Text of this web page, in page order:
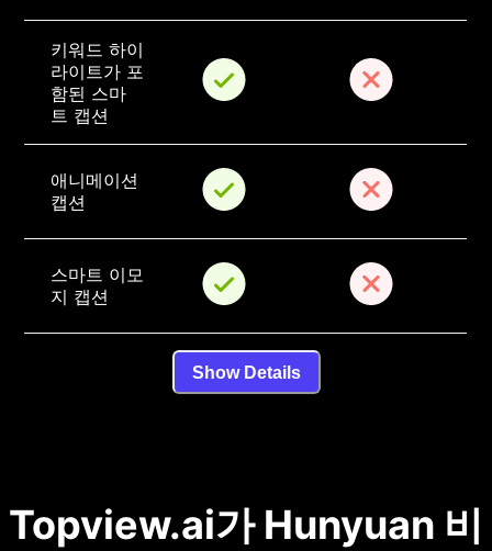
키워드 하이
라이트가 포
함된 스마
트 캡션
애니메이션
캡션
스마트 이모
지 캡션
Show Details
Topview.ai가 Hunyuan 비